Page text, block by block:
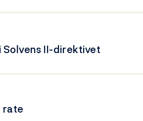
II-direktivet
rate